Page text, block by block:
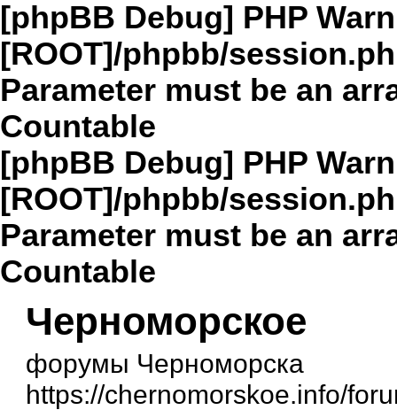
[phpBB Debug] PHP
[ROOT]/phpbb/
Parameter must be an
Countable
[phpBB Debug] PHP
[ROOT]/phpbb/
Parameter must be an
Countable
Черноморское
форумы Черноморска
https://chernomorskoe.info/